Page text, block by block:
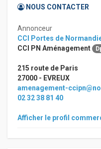
NOUS CONTACTER
Annonceur
CCI Portes de
CCI PN Aménagement
215 route de Paris
27000 - EVREUX
amenagement-
02 32 38 81 40
Afficher le profil